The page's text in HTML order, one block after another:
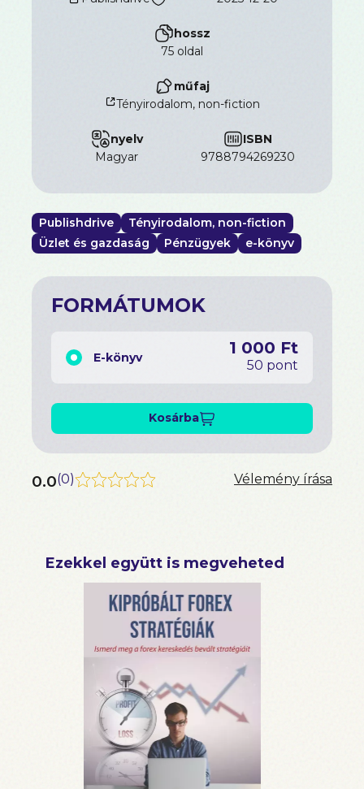
hossz
75 oldal
műfaj
Tényirodalom, non-fiction
nyelv
magyar
ISBN
9788794269230
Publishdrive
Tényirodalom, non-fiction
Üzlet és gazdaság
Pénzügyek e-könyv
FORMÁTUMOK
E-könyv 1 000 Ft
50 pont
Kosárba
0.0(0) Vélemény írása
Ezekkel együtt is megveheted